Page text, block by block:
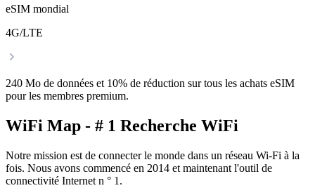
eSIM mondial
4G/LTE
240 Mo de données et 10% de réduction sur tous les achats eSIM
pour les membres premium.
WiFi Map - # 1 Recherche WiFi
Notre mission est de connecter le monde dans un réseau Wi-Fi à la
fois. Nous avons commencé en 2014 et maintenant l'outil de
connectivité Internet n ° 1.